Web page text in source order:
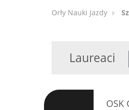
Orły Nauki Jazdy
Laureaci
OSK